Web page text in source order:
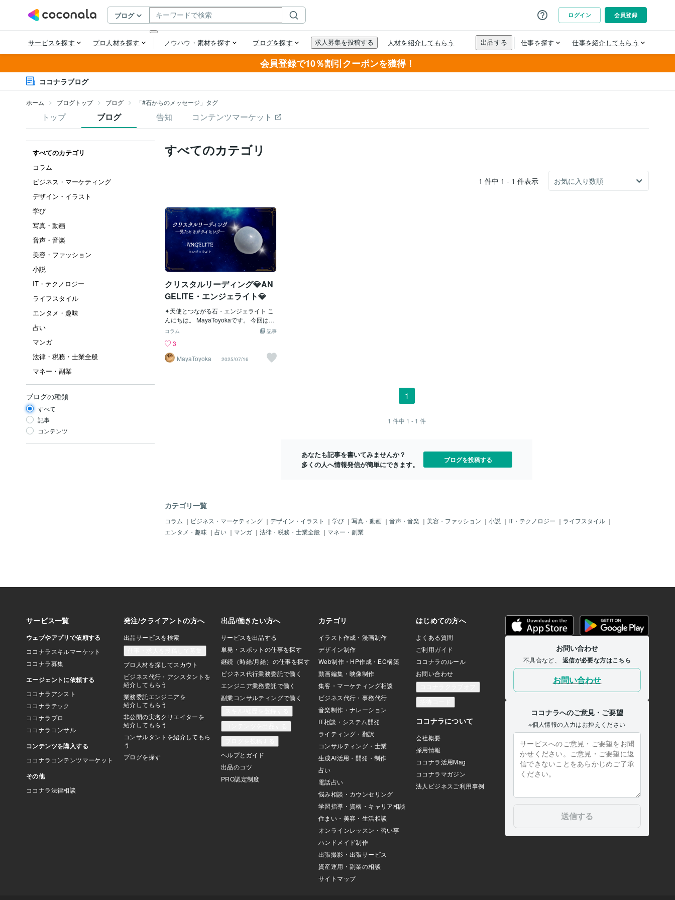
会員登録で10％割引クーポンを獲得！
ココナラブログ
ホーム ブログトップ ブログ 「#石からのメッセージ」タグ
トップ ブログ 告知 コンテンツマーケット
すべてのカテゴリ
コラム
ビジネス・マーケティング
デザイン・イラスト
学び
写真・動画
音声・音楽
美容・ファッション
小説
IT・テクノロジー
ライフスタイル
エンタメ・趣味
占い
マンガ
法律・税務・士業全般
マネー・副業
ブログの種類
すべて
記事
コンテンツ
すべてのカテゴリ
1 件中 1 - 1 件表示
クリスタルリーディング💎AN
GELITE・エンジェライト💎
✦天使とつながる石・エンジェライト こ
んにちは。 MayaToyokaです。 今回は、
私がリーディングでもよく使用している
エネルギーについてご紹介します。 名前
の通り「天使（Angelos）」の語源をも
つこの石は、 まるでやさしい羽で包み込
声を聴く石として祈りや瞑想にも使われ
てきました。 エンジェライトの代表的な
エネルギー： • 精神的な安定を促進 • 直
感力の向上 • 守護天使とのコンタクトを
サポート • 心にある「許せない気持ち」
そんな「心の痛み」に静かに寄り添い
記事
コラム
3
MayaToyoka
2025/07/16
1
1 件中 1 - 1 件
あなたも記事を書いてみませんか？
多くの人へ情報発信が簡単にできます。
ブログを投稿する
カテゴリ一覧
コラム ｜ ビジネス・マーケティング ｜ デザイン・イラスト ｜ 学び ｜ 写真・動画 ｜ 音声・音楽 ｜ 美容・ファッション ｜ 小説 ｜ IT・テクノロジー ｜ ライフスタイル ｜
エンタメ・趣味 ｜ 占い ｜ マンガ ｜ 法律・税務・士業全般 ｜ マネー・副業